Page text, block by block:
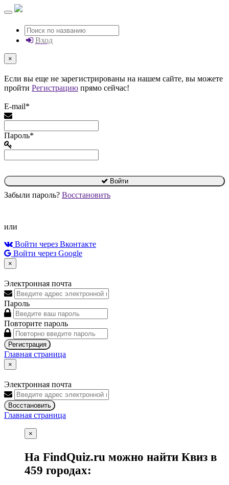
Вход
×
Если вы еще не зарегистрированы на нашем сайте, вы можете
пройти Регистрацию прямо сейчас!
E-mail*
Пароль*
Войти
Забыли пароль? Восстановить
или
Войти через Вконтакте
Войти через Google
×
Электронная почта
Пароль
Повторите пароль
Регистрация
Главная страница
×
Электронная почта
Восстановить
Главная страница
×
На FindQuiz.ru можно найти Квиз в
459 городах: